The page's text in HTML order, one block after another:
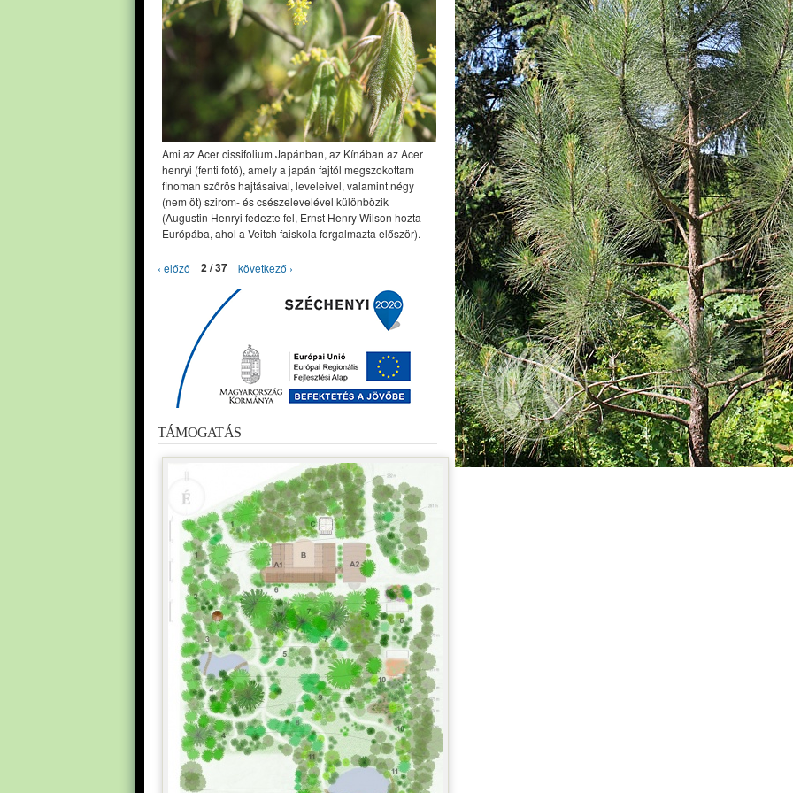
Ami az Acer cissifolium Japánban, az Kínában az Acer
henryi (fenti fotó), amely a japán fajtól megszokottam
finoman szőrös hajtásaival, leveleivel, valamint négy
(nem öt) szirom- és csészelevelével különbözik
(Augustin Henryi fedezte fel, Ernst Henry Wilson hozta
Európába, ahol a Veitch faiskola forgalmazta először).
‹ előző 2 / 37 következő ›
TÁMOGATÁS